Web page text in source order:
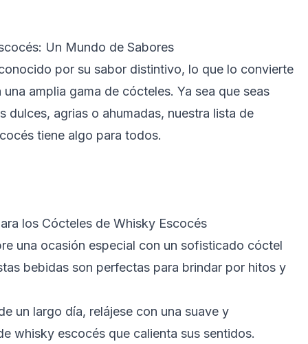
Un Mundo de Sabores
por su sabor distintivo, lo que lo convierte
amplia gama de cócteles. Ya sea que seas
dulces, agrias o ahumadas, nuestra lista de
tiene algo para todos.
los Cócteles de Whisky Escocés
una ocasión especial con un sofisticado cóctel
bebidas son perfectas para brindar por hitos y
un largo día, relájese con una suave y
whisky escocés que calienta sus sentidos.